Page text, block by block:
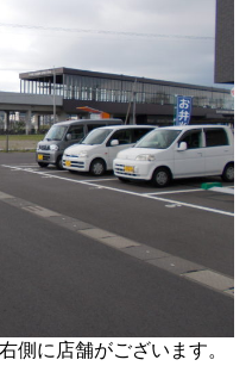
側に店舗がございます。